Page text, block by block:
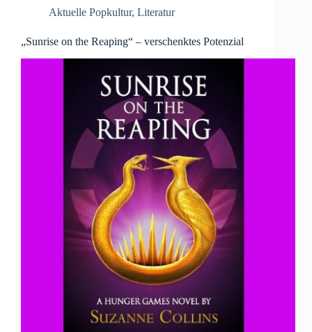
Aktuelle Popkultur, Literatur
„Sunrise on the Reaping“ – verschenktes Potenzial